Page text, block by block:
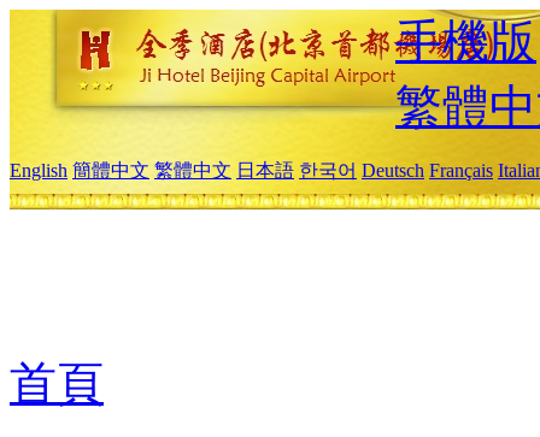
手機版
繁體
English 簡體中文 繁體中文 日本語 한국어 Deutsch Français
首頁